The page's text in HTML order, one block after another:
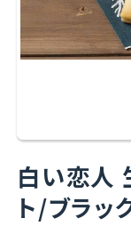
白い恋人
ト/ブラック